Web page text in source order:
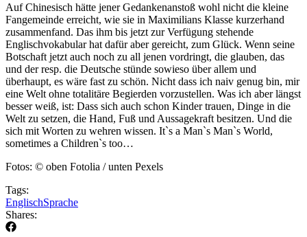
Auf Chinesisch hätte jener Gedankenanstoß wohl nicht die kleine
Fangemeinde erreicht, wie sie in Maximilians Klasse kurzerhand
zusammenfand. Das ihm bis jetzt zur Verfügung stehende
Englischvokabular hat dafür aber gereicht, zum Glück. Wenn seine
Botschaft jetzt auch noch zu all jenen vordringt, die glauben, das
und der resp. die Deutsche stünde sowieso über allem und
überhaupt, es wäre fast zu schön. Nicht dass ich naiv genug bin, mir
eine Welt ohne totalitäre Begierden vorzustellen. Was ich aber längst
besser weiß, ist: Dass sich auch schon Kinder trauen, Dinge in die
Welt zu setzen, die Hand, Fuß und Aussagekraft besitzen. Und die
sich mit Worten zu wehren wissen. It`s a Man`s Man`s World,
sometimes a Children`s too…
Fotos: © oben Fotolia / unten Pexels
Tags:
EnglischSprache
Shares: